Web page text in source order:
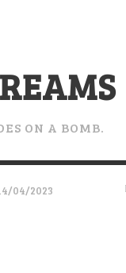
ON A BOMB.
04/2023